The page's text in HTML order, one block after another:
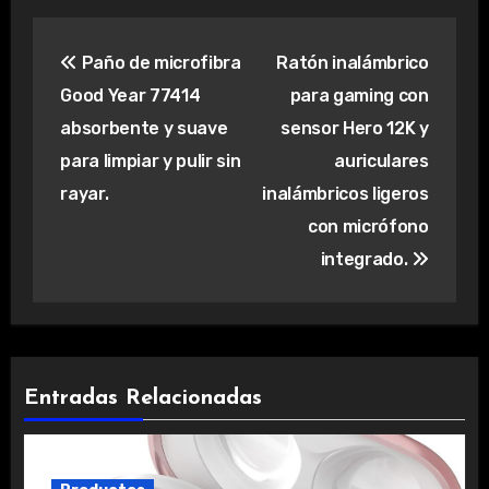
de
entradas
Paño de microfibra
Good Year 77414
absorbente y suave
para limpiar y pulir sin
rayar.
Ratón inalámbrico
para gaming con
sensor Hero 12K y
auriculares
inalámbricos ligeros
con micrófono
integrado.
Entradas Relacionadas